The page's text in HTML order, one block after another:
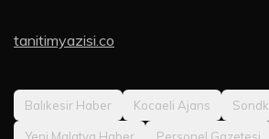
tanitimyazisi.co
Balıkesir Haber Kocaeli Ajans Sondk
Yeni Malatya Haber Personel Gazetesi